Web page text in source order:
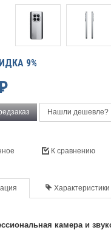
9%
Нашли дешевле?
К сравнению
Характеристики
камера и